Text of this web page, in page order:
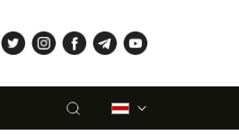
tw ig fb tg yt